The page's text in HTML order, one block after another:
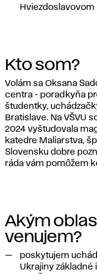
U
k
r
a
j
n
y
Hviezdoslavovom
Kto som?
Volám sa Oksana
centra - poradkyňa
študentky,
Bratislave. Na VŠVU
2024 vyštudovala
katedre Maliarstva,
Slovensku dobre
ráda vám pomôžem
Akým
venujem?
poskytujem
Ukrajiny základné